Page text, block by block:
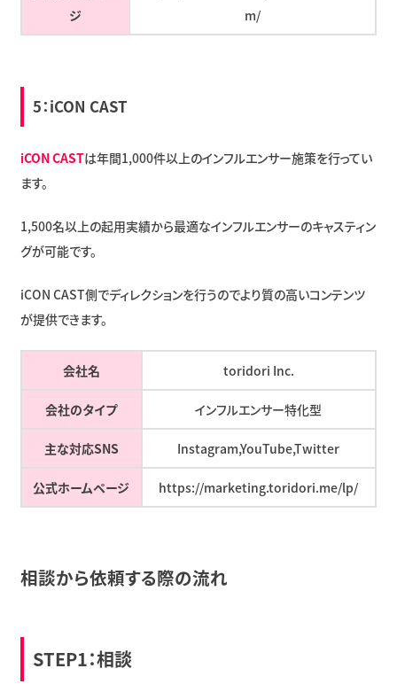
ジ
m/
5：iCON CAST
iCON CASTは年間1,000件以上のインフルエンサー施策を行ってい
ます。
1,500名以上の起用実績から最適なインフルエンサーのキャスティン
グが可能です。
iCON CAST側でディレクションを行うのでより質の高いコンテンツ
が提供できます。
会社名 toridori Inc.
会社のタイプ インフルエンサー特化型
主な対応SNS Instagram,YouTube,Twitter
公式ホームページ https://marketing.toridori.me/lp/
相談から依頼する際の流れ
STEP1：相談